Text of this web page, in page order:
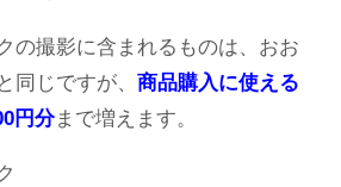
の撮影に含まれるものは、おお
同じですが、 商品購入に使える
円分まで増えます。